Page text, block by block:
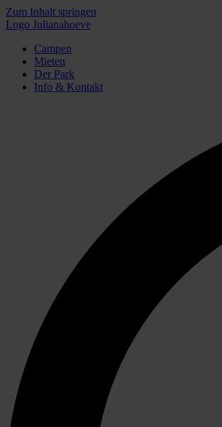
Zum Inhalt springen
Logo Julianahoeve
Campen
Mieten
Der Park
Info & Kontakt